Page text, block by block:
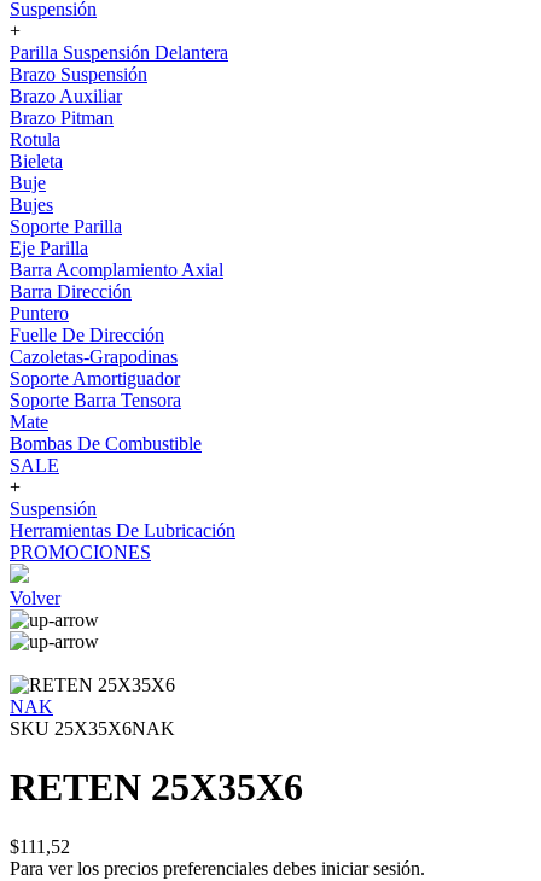
Suspensión
+
Parilla Suspensión Delantera
Brazo Suspensión
Brazo Auxiliar
Brazo Pitman
Rotula
Bieleta
Buje
Bujes
Soporte Parilla
Eje Parilla
Barra Acomplamiento Axial
Barra Dirección
Puntero
Fuelle De Dirección
Cazoletas-Grapodinas
Soporte Amortiguador
Soporte Barra Tensora
Mate
Bombas De Combustible
SALE
+
Suspensión
Herramientas De Lubricación
PROMOCIONES
Volver
NAK
SKU 25X35X6NAK
RETEN 25X35X6
$111,52
Para ver los precios preferenciales debes iniciar sesión.